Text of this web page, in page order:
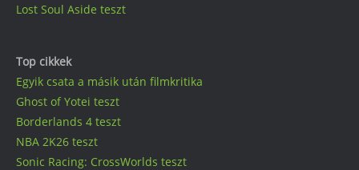
Lost Soul Aside teszt
Top cikkek
Egyik csata a másik után filmkritika
Ghost of Yotei teszt
Borderlands 4 teszt
NBA 2K26 teszt
Sonic Racing: CrossWorlds teszt